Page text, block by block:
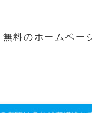
料のホームペー